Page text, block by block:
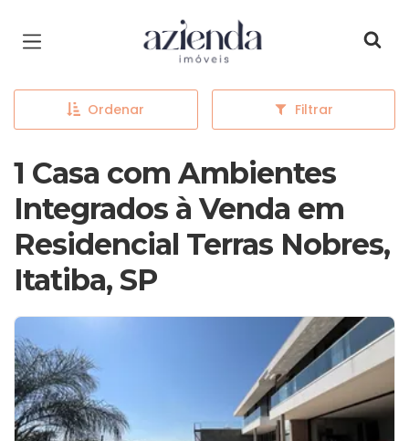
Página inicial
Ordenar Filtrar
1 Casa com Ambientes
Integrados à Venda em
Residencial Terras Nobres,
Itatiba, SP